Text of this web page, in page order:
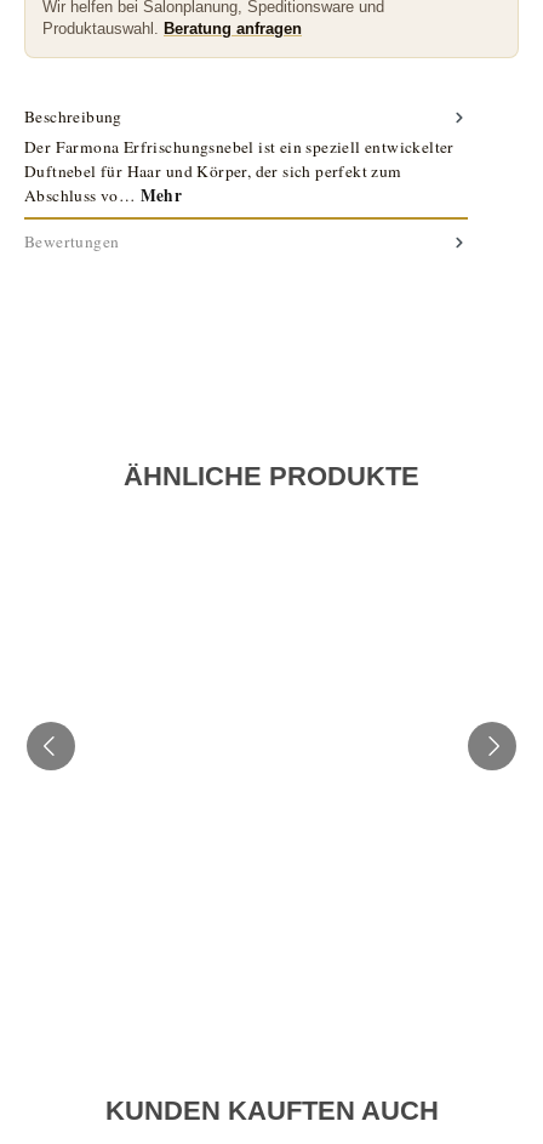
Wir helfen bei Salonplanung, Speditionsware und
Produktauswahl.
Beratung anfragen
Beschreibung
Der Farmona Erfrischungsnebel ist ein speziell entwickelter
Duftnebel für Haar und Körper, der sich perfekt zum
Abschluss vo… Mehr
Bewertungen
ÄHNLICHE PRODUKTE
KUNDEN KAUFTEN AUCH